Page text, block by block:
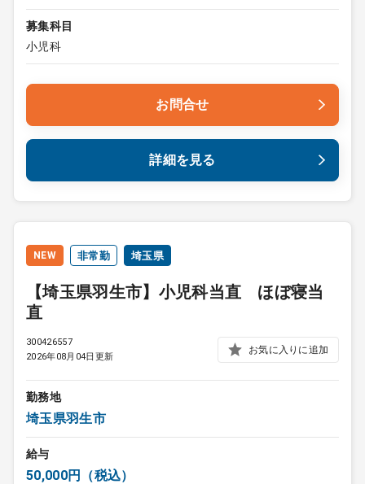
募集科目
小児科
お問合せ
詳細を見る
NEW 非常勤 埼玉県
【埼玉県羽生市】小児科当直 ほぼ寝当
直
300426557
2026年08月04日更新
お気に入りに追加
勤務地
埼玉県羽生市
給与
50,000円（税込）